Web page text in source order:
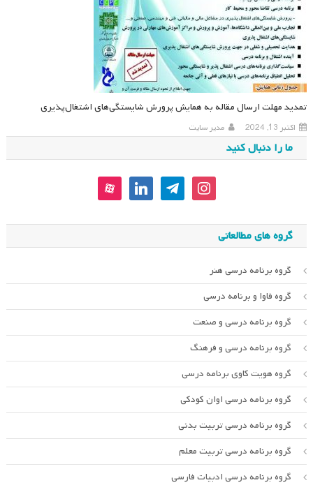
تمدید مهلت ارسال مقاله به همایش پرورش شایستگی‌های اشتغال‌پذیری
اکتبر 13, 2024 مدیر سایت
ما را دنبال کنید
instagram
telegram
linkedin
aparat
گروه های مطالعاتی
گروه برنامه درسی هنر
گروه فاوا و برنامه درسی
گروه برنامه درسی و صنعت
گروه برنامه درسی و فرهنگ
گروه هویت کاوی برنامه درسی
گروه برنامه درسی اوان کودکی
گروه برنامه درسی تربیت بدنی
گروه برنامه درسی تربیت معلم
گروه برنامه درسی ادبیات فارسی